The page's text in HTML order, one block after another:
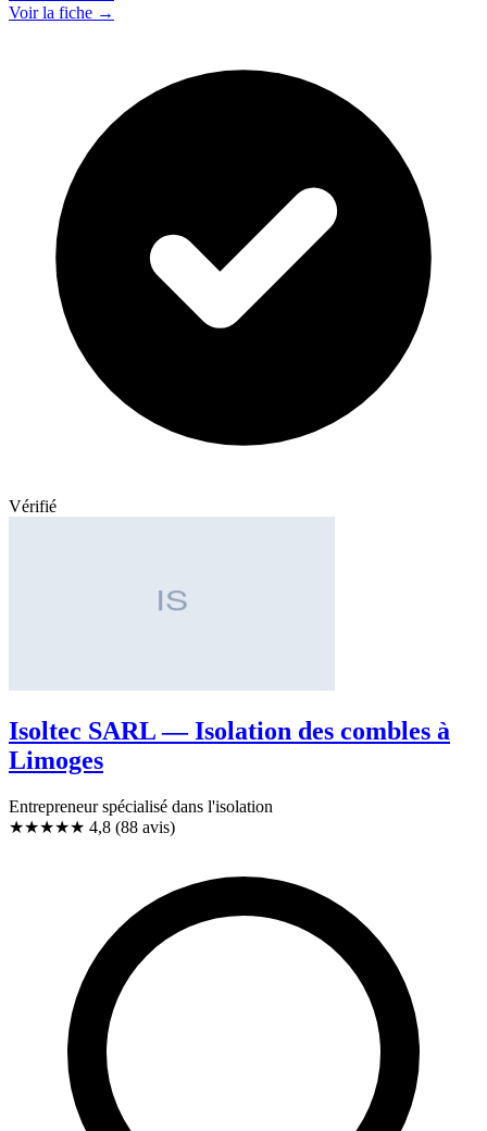
Voir la fiche →
Vérifié
Isoltec SARL — Isolation des combles à
Limoges
Entrepreneur spécialisé dans l'isolation
★★★★★ 4,8 (88 avis)